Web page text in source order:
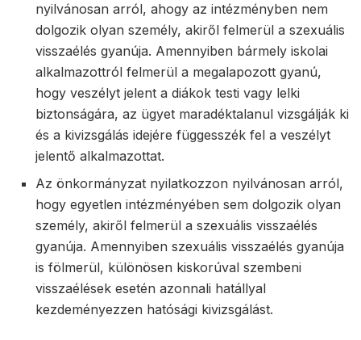
nyilvánosan arról, ahogy az intézményben nem
dolgozik olyan személy, akiről felmerül a szexuális
visszaélés gyanúja. Amennyiben bármely iskolai
alkalmazottról felmerül a megalapozott gyanú,
hogy veszélyt jelent a diákok testi vagy lelki
biztonságára, az ügyet maradéktalanul vizsgálják ki
és a kivizsgálás idejére függesszék fel a veszélyt
jelentő alkalmazottat.
Az önkormányzat nyilatkozzon nyilvánosan arról,
hogy egyetlen intézményében sem dolgozik olyan
személy, akiről felmerül a szexuális visszaélés
gyanúja. Amennyiben szexuális visszaélés gyanúja
is fölmerül, különösen kiskorúval szembeni
visszaélések esetén azonnali hatállyal
kezdeményezzen hatósági kivizsgálást.